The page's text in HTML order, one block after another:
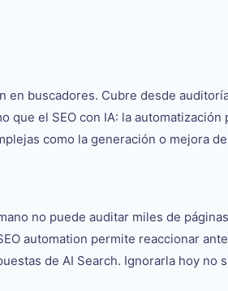
en buscadores. Cubre desde
el SEO con IA: la automatización
como la generación o mejora
no puede auditar miles de
automation permite reaccionar
de AI Search. Ignorarla hoy no